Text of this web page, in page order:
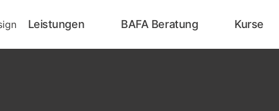
Leistungen BAFA Beratung Kurse